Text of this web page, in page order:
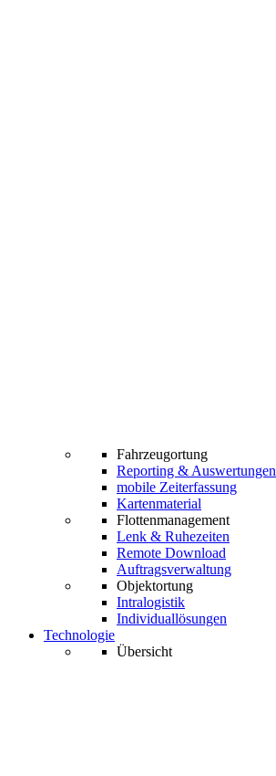
Fahrzeugortung
Reporting & Auswertungen
mobile Zeiterfassung
Kartenmaterial
Flottenmanagement
Lenk & Ruhezeiten
Remote Download
Auftragsverwaltung
Objektortung
Intralogistik
Individuallösungen
Technologie
Übersicht